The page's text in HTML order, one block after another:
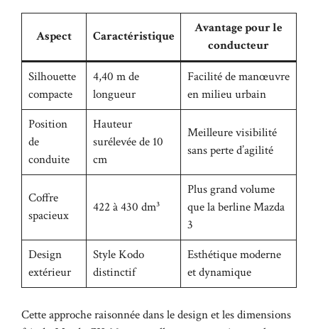
Aspect Caractéristique
Avantage pour le
conducteur
Silhouette
compacte
4,40 m de
longueur
Facilité de manœuvre
en milieu urbain
Position
de
conduite
Hauteur
surélevée de 10
cm
Meilleure visibilité
sans perte d’agilité
Coffre
spacieux
422 à 430 dm³
Plus grand volume
que la berline Mazda
3
Design
extérieur
Style Kodo
distinctif
Esthétique moderne
et dynamique
Cette approche raisonnée dans le design et les dimensions